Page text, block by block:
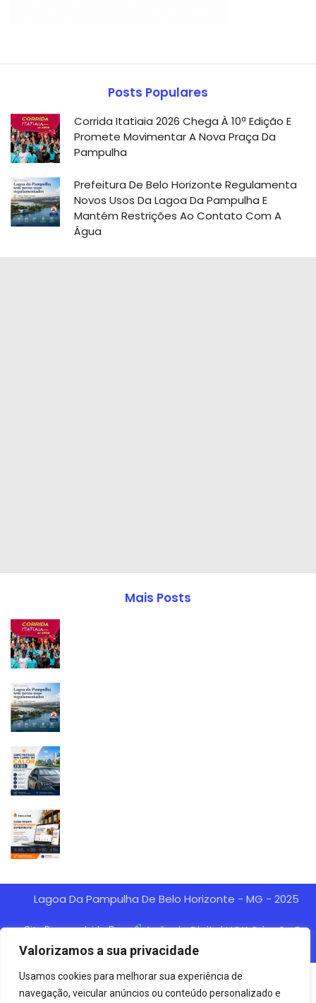
Valorizamos a sua privacidade
Usamos cookies para melhorar sua experiência de
navegação, veicular anúncios ou conteúdo personalizado e
Posts Populares
Corrida Itatiaia 2026 Chega À 10ª Edição E
Promete Movimentar A Nova Praça Da
Pampulha
Prefeitura De Belo Horizonte Regulamenta
Novos Usos Da Lagoa Da Pampulha E
Mantém Restrições Ao Contato Com A
Água
Mais Posts
Lagoa Da Pampulha De Belo Horizonte - MG - 2025
Site Desenvolvido Por:
Agência Digital HGX Criação De
Sites BH Criação De Landing Pages